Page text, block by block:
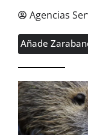
Agencias
Añade